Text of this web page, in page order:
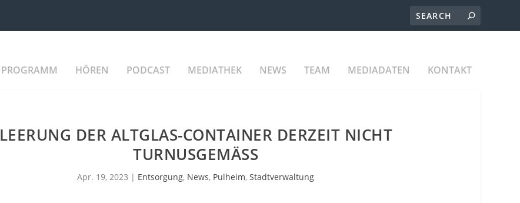
PROGRAMM HÖREN PODCAST MEDIATHEK NEWS TEAM MEDIADATEN KONTAKT
LEERUNG DER ALTGLAS-CONTAINER DERZEIT NICHT
TURNUSGEMÄSS
Apr. 19, 2023 | Entsorgung, News, Pulheim,Stadtverwaltung